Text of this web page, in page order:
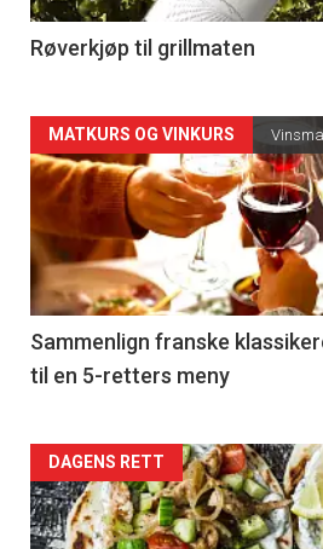
4
Røverkjøp til grillmaten
Forsiden
akkurat
nå
-
5
MATKURS OG VINKURS
Sammenlign franske
til en 5-retters meny
Forsiden
akkurat
DAGENS RETT